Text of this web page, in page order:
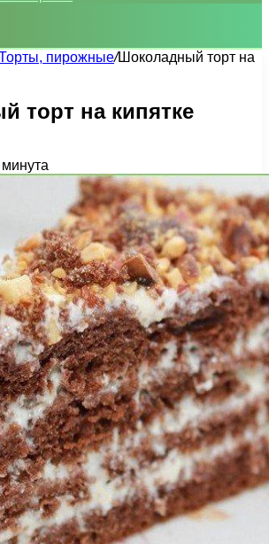
пирожные/Шоколадный торт на
торт на кипятке